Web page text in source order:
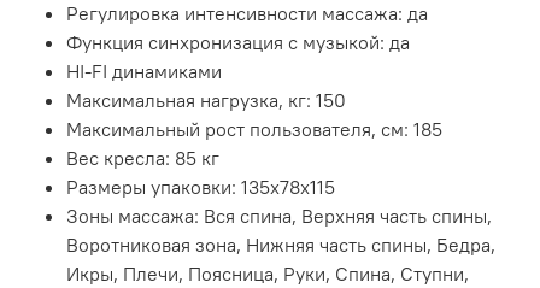
Регулировка интенсивности массажа: да
Функция синхронизация с музыкой: да
HI-FI динамиками
Максимальная нагрузка, кг: 150
Максимальный рост пользователя, см: 185
Вес кресла: 85 кг
Размеры упаковки: 135x78x115
Зоны массажа: Вся спина, Верхняя часть спины,
Воротниковая зона, Нижняя часть спины, Бедра,
Икры, Плечи, Поясница, Руки, Спина, Ступни,